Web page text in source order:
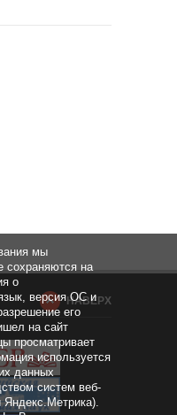
НАВЕРХ
мы
сохраняются на
о
версия ОС и
его
на сайт
просматривает
используется
данных
систем веб-
Яндекс.Метрика).